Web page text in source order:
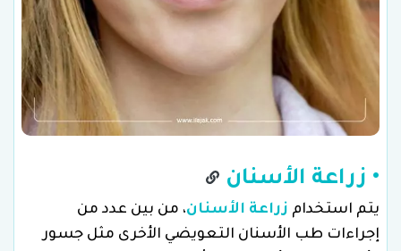
• زراعة الأسنان
يتم استخدام زراعة الأسنان، من بين عدد من
إجراءات طب الأسنان التعويضي الأخرى مثل جسور